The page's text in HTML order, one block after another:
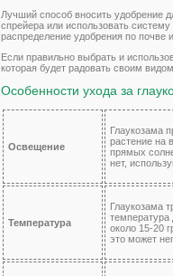
Лучший способ вносить удобрение
спрейера или использовать
распределение удобрения по почве
Если правильно выбрать и
которая будет радовать своим
Особенности ухода за
Освещение
Глаукозама
растение на
прямых
нет,
Температура
Глаукозама
температура
около 15-20
это может